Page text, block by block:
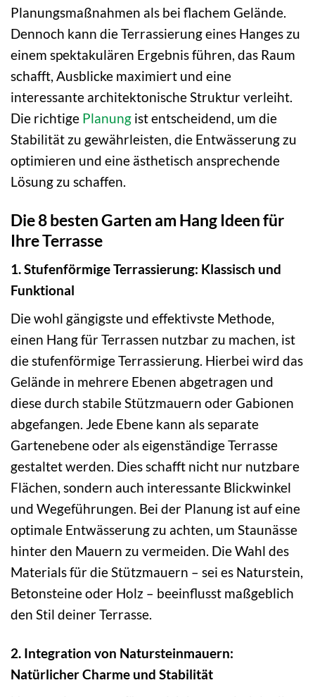
Planungsmaßnahmen als bei flachem Gelände.
Dennoch kann die Terrassierung eines Hanges zu
einem spektakulären Ergebnis führen, das Raum
schafft, Ausblicke maximiert und eine
interessante architektonische Struktur verleiht.
Die richtige Planung ist entscheidend, um die
Stabilität zu gewährleisten, die Entwässerung zu
optimieren und eine ästhetisch ansprechende
Lösung zu schaffen.
Die 8 besten Garten am Hang Ideen für
Ihre Terrasse
1. Stufenförmige Terrassierung: Klassisch und
Funktional
Die wohl gängigste und effektivste Methode,
einen Hang für Terrassen nutzbar zu machen, ist
die stufenförmige Terrassierung. Hierbei wird das
Gelände in mehrere Ebenen abgetragen und
diese durch stabile Stützmauern oder Gabionen
abgefangen. Jede Ebene kann als separate
Gartenebene oder als eigenständige Terrasse
gestaltet werden. Dies schafft nicht nur nutzbare
Flächen, sondern auch interessante Blickwinkel
und Wegeführungen. Bei der Planung ist auf eine
optimale Entwässerung zu achten, um Staunässe
hinter den Mauern zu vermeiden. Die Wahl des
Materials für die Stützmauern – sei es Naturstein,
Betonsteine oder Holz – beeinflusst maßgeblich
den Stil deiner Terrasse.
2. Integration von Natursteinmauern:
Natürlicher Charme und Stabilität